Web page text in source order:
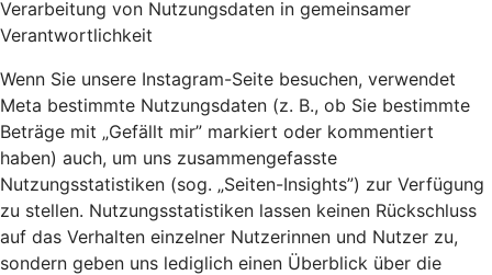
Verarbeitung von Nutzungsdaten in gemeinsamer
Verantwortlichkeit
Wenn Sie unsere Instagram-Seite besuchen, verwendet
Meta bestimmte Nutzungsdaten (z. B., ob Sie bestimmte
Beträge mit „Gefällt mir” markiert oder kommentiert
haben) auch, um uns zusammengefasste
Nutzungsstatistiken (sog. „Seiten-Insights”) zur Verfügung
zu stellen. Nutzungsstatistiken lassen keinen Rückschluss
auf das Verhalten einzelner Nutzerinnen und Nutzer zu,
sondern geben uns lediglich einen Überblick über die